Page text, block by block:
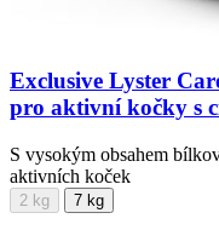
Exclusive Lyster
pro aktivní kočky s
S vysokým obsahem
aktivních koček
2 kg 7 kg